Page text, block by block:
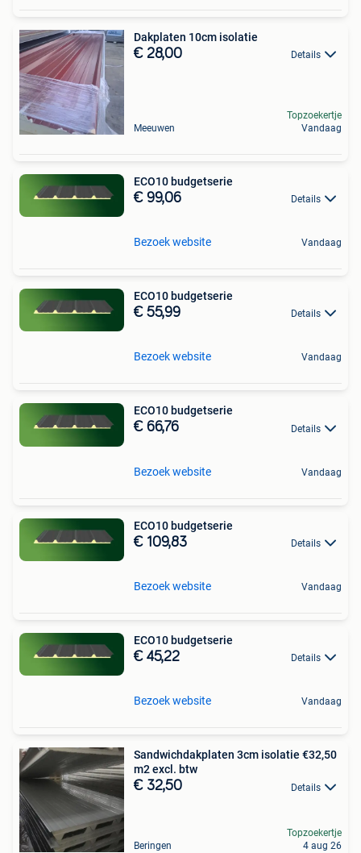
Dakplaten 10cm isolatie
€ 28,00 Details
Meeuwen
Topzoekertje
Vandaag
ECO10 budgetserie
€ 99,06 Details
Bezoek website Vandaag
ECO10 budgetserie
€ 55,99 Details
Bezoek website Vandaag
ECO10 budgetserie
€ 66,76 Details
Bezoek website Vandaag
ECO10 budgetserie
€ 109,83 Details
Bezoek website Vandaag
ECO10 budgetserie
€ 45,22 Details
Bezoek website Vandaag
Sandwichdakplaten 3cm isolatie €32,50
m2 excl. btw
€ 32,50 Details
Beringen
Topzoekertje
4 aug 26